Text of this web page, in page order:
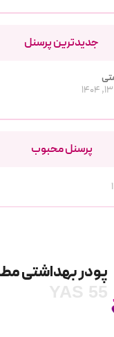
جدیدترین پرسنل
پرسنل محبوب
پودر بهداشتی مطرح
YAS 55